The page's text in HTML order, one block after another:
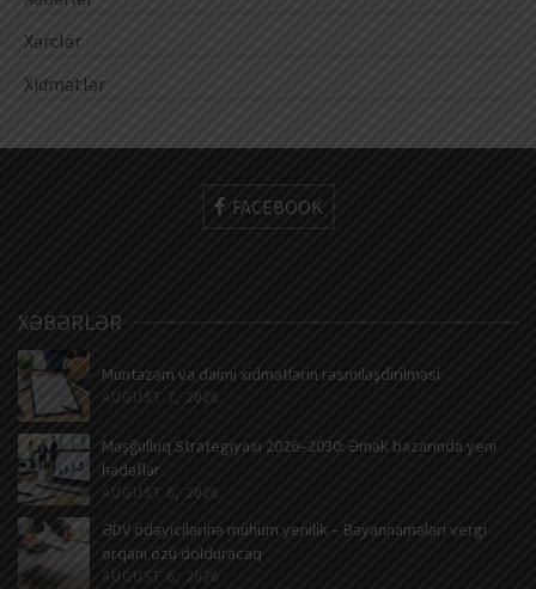
Xərclər
Xidmətlər
FACEBOOK
XƏBƏRLƏR
Müntəzəm və daimi xidmətlərin rəsmiləşdirilməsi
AUGUST 7, 2026
Məşğulluq Strategiyası 2026–2030: Əmək bazarında yeni
hədəflər
AUGUST 6, 2026
ƏDV ödəyicilərinə mühüm yenilik – Bəyannamələri vergi
orqanı özü dolduracaq
AUGUST 6, 2026